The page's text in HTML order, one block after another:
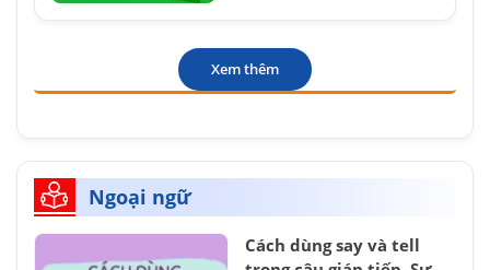
Xem thêm
Ngoại ngữ
Cách dùng say và tell